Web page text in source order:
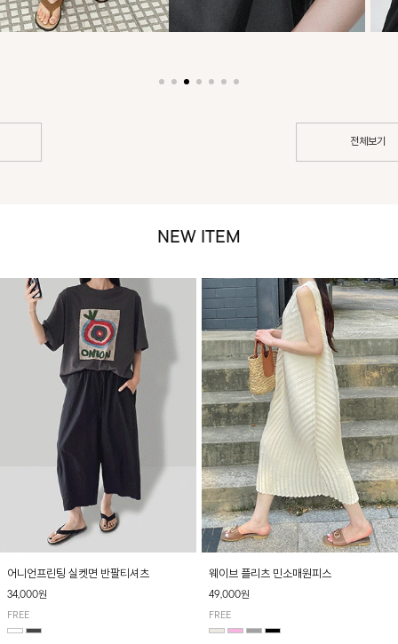
NEW ITEM
어니언프린팅 실켓면 반팔티셔츠
34,000원
FREE
웨이브 플리츠 민소매원피스
49,000원
FREE